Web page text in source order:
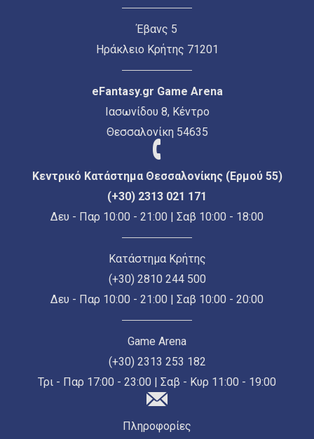
Έβανς 5
Ηράκλειο Κρήτης 71201
eFantasy.gr Game Arena
Ιασωνίδου 8, Κέντρο
Θεσσαλονίκη 54635
Κεντρικό Κατάστημα Θεσσαλονίκης (Ερμού 55)
(+30) 2313 021 171
Δευ - Παρ 10:00 - 21:00 | Σαβ 10:00 - 18:00
Κατάστημα Κρήτης
(+30) 2810 244 500
Δευ - Παρ 10:00 - 21:00 | Σαβ 10:00 - 20:00
Game Arena
(+30) 2313 253 182
Τρι - Παρ 17:00 - 23:00 | Σαβ - Κυρ 11:00 - 19:00
Πληροφορίες